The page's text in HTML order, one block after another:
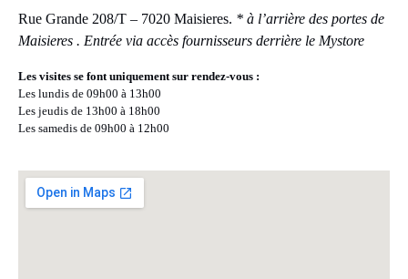
Rue Grande 208/T – 7020 Maisieres. * à l’arrière des portes de
Maisieres . Entrée via accès fournisseurs derrière le Mystore
Les visites se font uniquement sur rendez-vous :
Les lundis de 09h00 à 13h00
Les jeudis de 13h00 à 18h00
Les samedis de 09h00 à 12h00